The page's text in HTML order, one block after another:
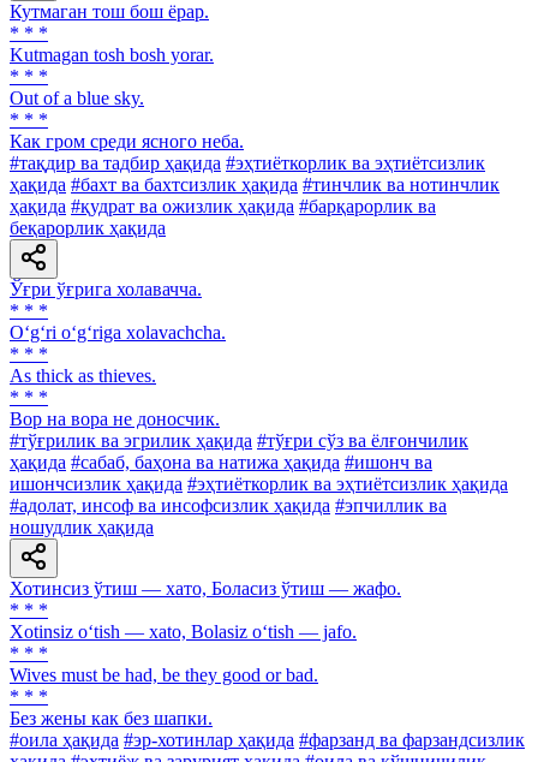
Кутмаган тош бош ёрар.
* * *
Kutmagan tosh bosh yorar.
* * *
Out of a blue sky.
* * *
Как гром среди ясного неба.
#тақдир ва тадбир ҳақида #эҳтиёткорлик ва эҳтиётсизлик
ҳақида #бахт ва бахтсизлик ҳақида #тинчлик ва нотинчлик
ҳақида #қудрат ва ожизлик ҳақида #барқарорлик ва
беқарорлик ҳақида
Ўғри ўғрига холавачча.
* * *
O‘g‘ri o‘g‘riga xolavachcha.
* * *
As thick as thieves.
* * *
Вор на вора не доносчик.
#тўғрилик ва эгрилик ҳақида #тўғри сўз ва ёлғончилик
ҳақида #сабаб, баҳона ва натижа ҳақида #ишонч ва
ишончсизлик ҳақида #эҳтиёткорлик ва эҳтиётсизлик ҳақида
#адолат, инсоф ва инсофсизлик ҳақида #эпчиллик ва
ношудлик ҳақида
Хотинсиз ўтиш — хато, Боласиз ўтиш — жафо.
* * *
Xotinsiz o‘tish — xato, Bolasiz o‘tish — jafo.
* * *
Wives must be had, be they good or bad.
* * *
Без жены как без шапки.
#оила ҳақида #эр-хотинлар ҳақида #фарзанд ва фарзандсизлик